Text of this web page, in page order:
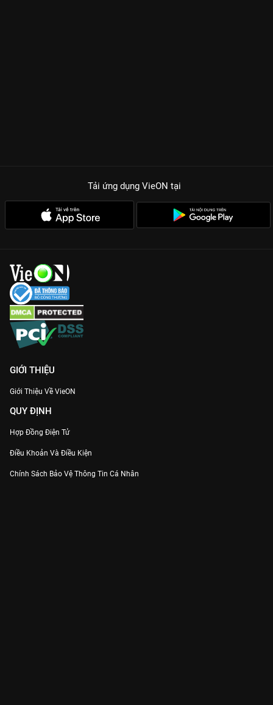
Tải ứng dụng VieON tại
GIỚI THIỆU
Giới Thiệu Về VieON
QUY ĐỊNH
Hợp Đồng Điện Tử
Điều Khoản Và Điều Kiện
Chính Sách Bảo Vệ Thông Tin Cá Nhân